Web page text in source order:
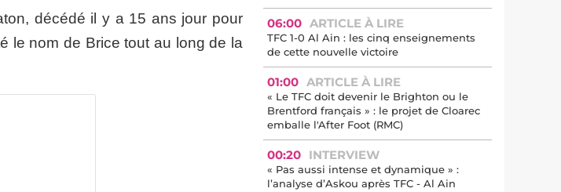
décédé il y a 15 ans jour pour
le nom de Brice tout au long de la
06:00 ARTICLE À LIRE
TFC 1-0 Al Ain : les cinq enseignements
de cette nouvelle victoire
01:00 ARTICLE À LIRE
« Le TFC doit devenir le Brighton ou le
Brentford français » : le projet de Cloarec
emballe l'After Foot (RMC)
00:20 INTERVIEW
« Pas aussi intense et dynamique » :
l’analyse d’Askou après TFC - Al Ain